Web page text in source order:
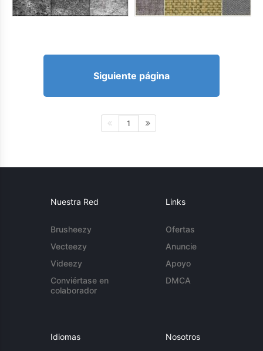
Siguiente página
1
Nuestra Red
Brusheezy
Vecteezy
Videezy
Conviértase en
colaborador
Links
Ofertas
Anuncie
Apoyo
DMCA
Idiomas Nosotros